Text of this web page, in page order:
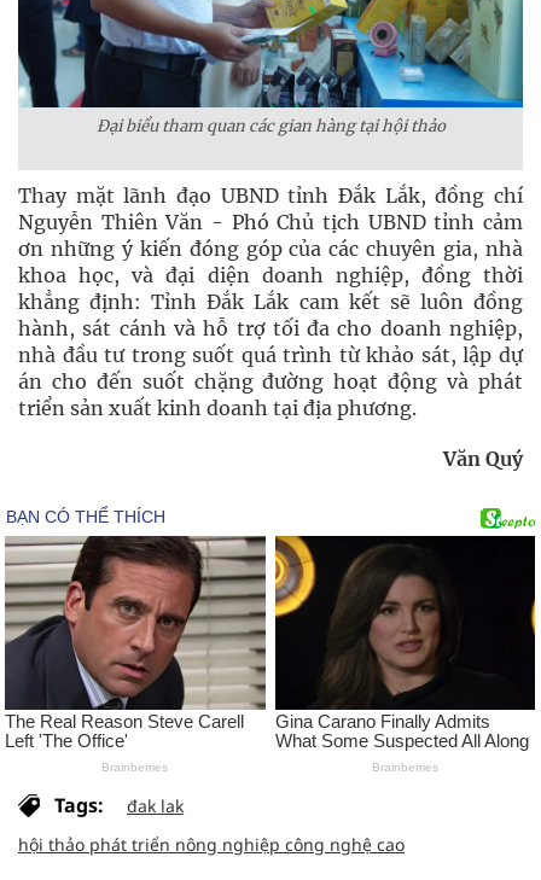
Đại biểu tham quan các gian hàng tại hội thảo
Thay mặt lãnh đạo UBND tỉnh Đắk Lắk, đồng chí
Nguyễn Thiên Văn - Phó Chủ tịch UBND tỉnh cảm
ơn những ý kiến đóng góp của các chuyên gia, nhà
khoa học, và đại diện doanh nghiệp, đồng thời
khẳng định: Tỉnh Đắk Lắk cam kết sẽ luôn đồng
hành, sát cánh và hỗ trợ tối đa cho doanh nghiệp,
nhà đầu tư trong suốt quá trình từ khảo sát, lập dự
án cho đến suốt chặng đường hoạt động và phát
triển sản xuất kinh doanh tại địa phương.
Văn Quý
Tags:
đak lak
hội thảo phát triển nông nghiệp công nghệ cao